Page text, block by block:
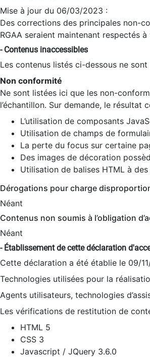
Mise à jour du 06/03/2023 :
Des corrections des principales non-
RGAA seraient maintenant respectés
- Contenus inaccessibles
Les contenus listés ci-dessous ne
Non conformité
Ne sont listées ici que les non-
l’échantillon. Sur demande, le résultat
L’utilisation de composants
Utilisation de champs de
La perte du focus sur certaine
Des images de décoration
Utilisation de balises HTML à
Dérogations pour charge
Néant
Contenus non soumis à l’obligation
Néant
- Établissement de cette déclaration
Cette déclaration a été établie le 09/
Technologies utilisées pour la
Agents utilisateurs, technologies
Les vérifications de restitution de
HTML 5
CSS 3
Javascript / JQuery 3.6.0